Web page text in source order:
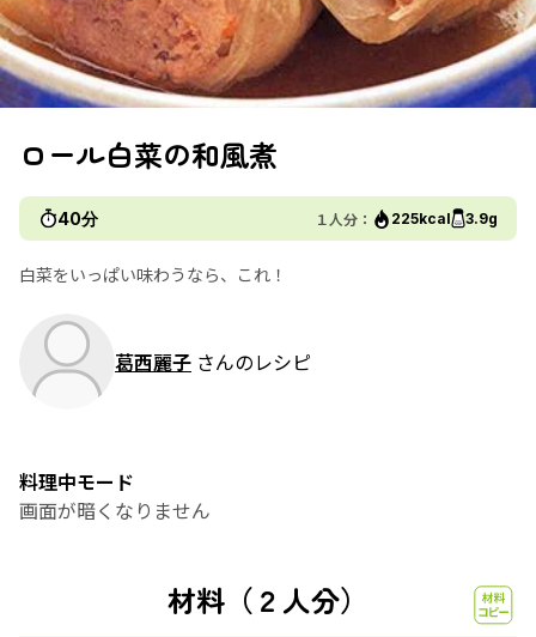
ロール白菜の和風煮
40分 １人分： 225kcal 3.9g
白菜をいっぱい味わうなら、これ！
葛西麗子 さんのレシピ
料理中モード
画面が暗くなりません
材料（２人分）